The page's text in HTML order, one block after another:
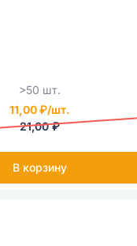
>50 шт.
11,00 ₽/шт.
21,00 ₽
В корзину